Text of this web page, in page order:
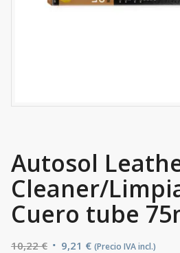
Autosol
Cleaner/
Cuero tube
10,22€ El 9,21 €El(Precio IVA incl.)